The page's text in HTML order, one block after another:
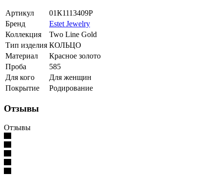
Артикул
01К1113409Р
Бренд
Estet Jewelry
Коллекция
Two Line Gold
Тип изделия КОЛЬЦО
Материал
Красное золото
Проба
585
Для кого
Для женщин
Покрытие
Родирование
Отзывы
Отзывы